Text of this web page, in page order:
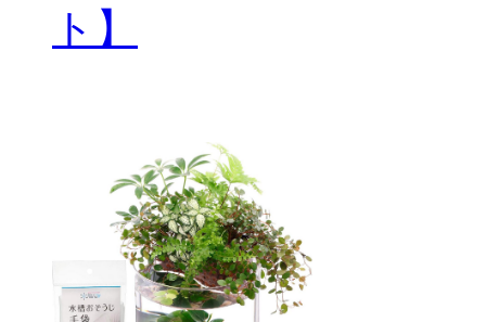
ト】